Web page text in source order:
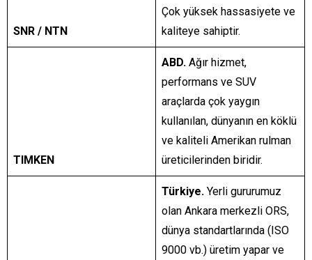
SNR / NTN
Çok yüksek hassasiyete ve
kaliteye sahiptir.
TIMKEN
ABD. Ağır hizmet,
performans ve SUV
araçlarda çok yaygın
kullanılan, dünyanın en köklü
ve kaliteli Amerikan rulman
üreticilerinden biridir.
Türkiye. Yerli gururumuz
olan Ankara merkezli ORS,
dünya standartlarında (ISO
9000 vb.) üretim yapar ve